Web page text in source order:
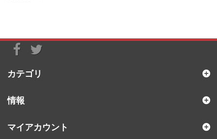
カテゴリ
情報
マイアカウント